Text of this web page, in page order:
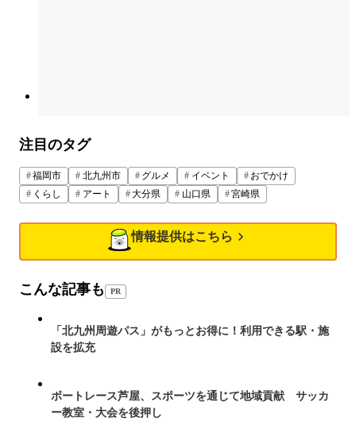
注目のタグ
福岡市 北九州市 グルメ イベント
おでかけ
くらし
アート 大分県 山口県 宮崎県
情報提供はこちら
こんな記事も PR
「北九州周遊パス」がもっとお得に！利用できる駅・施
設を拡充
ボートレース芦屋、スポーツを通じて地域貢献 サッカ
ー教室・大会を後押し